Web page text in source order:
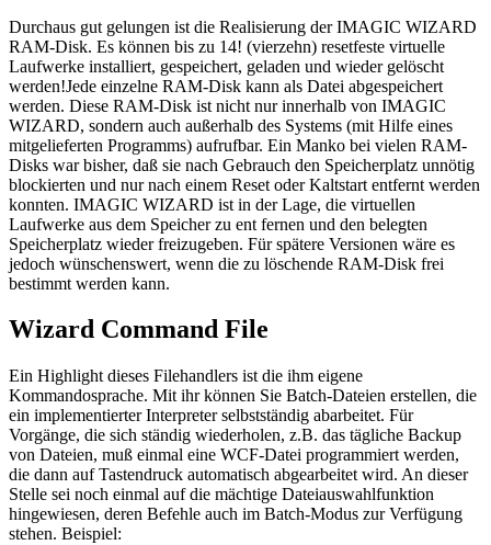
Durchaus gut gelungen ist die Realisierung der IMAGIC WIZARD
RAM-Disk. Es können bis zu 14! (vierzehn) resetfeste virtuelle
Laufwerke installiert, gespeichert, geladen und wieder gelöscht
werden!Jede einzelne RAM-Disk kann als Datei abgespeichert
werden. Diese RAM-Disk ist nicht nur innerhalb von IMAGIC
WIZARD, sondern auch außerhalb des Systems (mit Hilfe eines
mitgelieferten Programms) aufrufbar. Ein Manko bei vielen RAM-
Disks war bisher, daß sie nach Gebrauch den Speicherplatz unnötig
blockierten und nur nach einem Reset oder Kaltstart entfernt werden
konnten. IMAGIC WIZARD ist in der Lage, die virtuellen
Laufwerke aus dem Speicher zu ent fernen und den belegten
Speicherplatz wieder freizugeben. Für spätere Versionen wäre es
jedoch wünschenswert, wenn die zu löschende RAM-Disk frei
bestimmt werden kann.
Wizard Command File
Ein Highlight dieses Filehandlers ist die ihm eigene
Kommandosprache. Mit ihr können Sie Batch-Dateien erstellen, die
ein implementierter Interpreter selbstständig abarbeitet. Für
Vorgänge, die sich ständig wiederholen, z.B. das tägliche Backup
von Dateien, muß einmal eine WCF-Datei programmiert werden,
die dann auf Tastendruck automatisch abgearbeitet wird. An dieser
Stelle sei noch einmal auf die mächtige Dateiauswahlfunktion
hingewiesen, deren Befehle auch im Batch-Modus zur Verfügung
stehen. Beispiel: